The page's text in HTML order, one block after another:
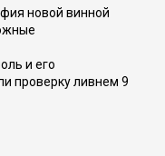
новой винной
и его
проверку ливнем 9